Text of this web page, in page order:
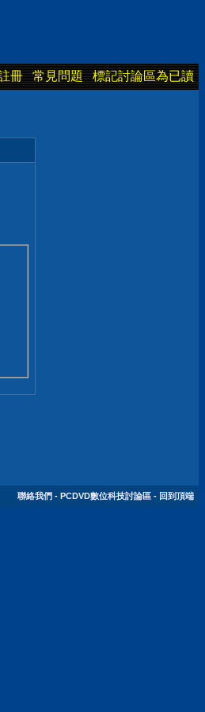
冊 常見問題 標記討論區為已讀
聯絡我們 - PCDVD數位科技討論區 - 回到頂端